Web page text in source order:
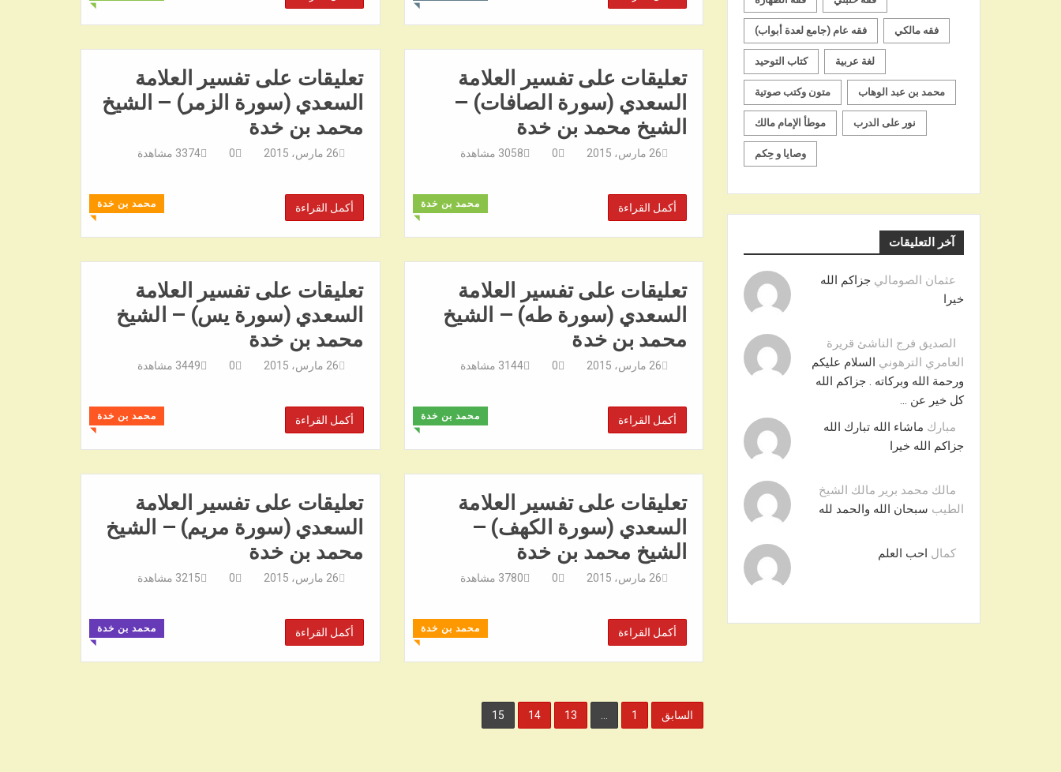
◥ ◥
تعليقات على تفسير العلامة
السعدي (سورة الزمر) – الشيخ
محمد بن خدة
26 مارس، 2015 0
3374 مشاهدة
محمد بن خدة
◥
أكمل القراءة
تعليقات على تفسير العلامة
السعدي (سورة الصافات) –
الشيخ محمد بن خدة
26 مارس، 2015 0
3058 مشاهدة
محمد بن خدة
◥
أكمل القراءة
تعليقات على تفسير العلامة
السعدي (سورة يس) – الشيخ
محمد بن خدة
26 مارس، 2015 0
3449 مشاهدة
محمد بن خدة
◥
أكمل القراءة
تعليقات على تفسير العلامة
السعدي (سورة طه) – الشيخ
محمد بن خدة
26 مارس، 2015 0
3144 مشاهدة
محمد بن خدة
◥
أكمل القراءة
تعليقات على تفسير العلامة
السعدي (سورة مريم) – الشيخ
محمد بن خدة
26 مارس، 2015 0
3215 مشاهدة
محمد بن خدة
◥
أكمل القراءة
تعليقات على تفسير العلامة
السعدي (سورة الكهف) –
الشيخ محمد بن خدة
26 مارس، 2015 0
3780 مشاهدة
محمد بن خدة
◥
أكمل القراءة
تعدد
السابق 1
13
14
15
فقه عام (جامع لعدة أبواب) فقه مالكي
كتاب التوحيد لغة عربية
متون وكتب صوتية محمد بن عبد الوهاب
موطأ الإمام مالك نور على الدرب
وصايا و حِكم
آخر التعليقات
عثمان الصومالي جزاكم الله
خيرا
الصديق فرج الناشئ قريرة
العامري الترهوني السلام عليكم
ورحمة الله وبركاته . جزاكم الله
كل خير عن …
مبارك ماشاء الله تبارك الله
جزاكم الله خيرا
مالك محمد برير مالك الشيخ
الطيب سبحان الله والحمد لله
كمال احب العلم